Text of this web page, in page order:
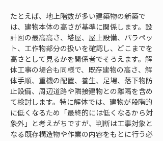
たとえば、地上階数が多い建築物の新築で
は、建物本体の高さが基準に関係します。設
計図の最高高さ、塔屋、屋上設備、パラペッ
ト、工作物部分の扱いを確認し、どこまでを
高さとして見るかを関係者でそろえます。解
体工事の場合も同様で、既存建物の高さ、解
体手順、重機の配置、養生、足場、落下物防
止設備、周辺道路や隣接建物との離隔を含め
て検討します。特に解体では、建物が段階的
に低くなるため「最終的には低くなるから対
象外」と考えがちですが、判断は工事対象と
なる既存構造物や作業の内容をもとに行う必